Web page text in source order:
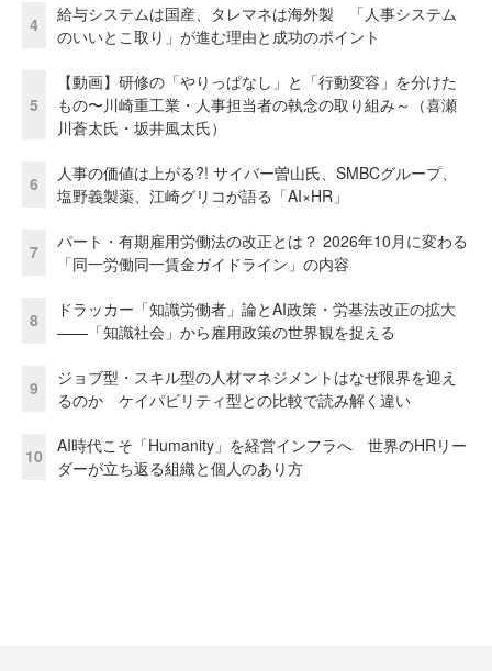
4
給与システムは国産、タレマネは海外製 「人事システム
のいいとこ取り」が進む理由と成功のポイント
5
【動画】研修の「やりっぱなし」と「行動変容」を分けた
もの〜川崎重工業・人事担当者の執念の取り組み～（喜瀬
川蒼太氏・坂井風太氏）
6
人事の価値は上がる?! サイバー曽山氏、SMBCグループ、
塩野義製薬、江崎グリコが語る「AI×HR」
7
パート・有期雇用労働法の改正とは？ 2026年10月に変わる
「同一労働同一賃金ガイドライン」の内容
8
ドラッカー「知識労働者」論とAI政策・労基法改正の拡大
——「知識社会」から雇用政策の世界観を捉える
9
ジョブ型・スキル型の人材マネジメントはなぜ限界を迎え
るのか ケイパビリティ型との比較で読み解く違い
10
AI時代こそ「Humanity」を経営インフラへ 世界のHRリー
ダーが立ち返る組織と個人のあり方